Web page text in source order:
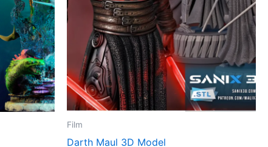
Film
Darth Maul 3D Model